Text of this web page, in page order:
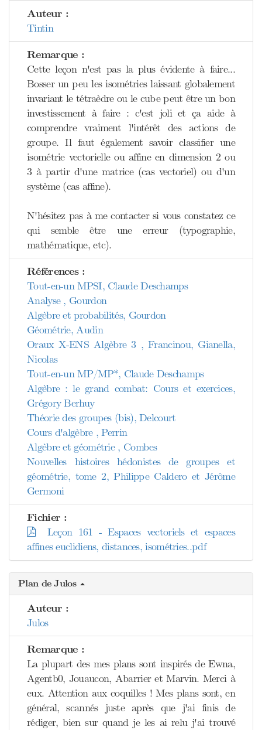
Auteur :
Tintin
Remarque :
Cette leçon n'est pas la plus évidente à faire...
Bosser un peu les isométries laissant globalement
invariant le tétraèdre ou le cube peut être un bon
investissement à faire : c'est joli et ça aide à
comprendre vraiment l'intérêt des actions de
groupe. Il faut également savoir classifier une
isométrie vectorielle ou affine en dimension 2 ou
3 à partir d'une matrice (cas vectoriel) ou d'un
système (cas affine).
N'hésitez pas à me contacter si vous constatez ce
qui semble être une erreur (typographie,
mathématique, etc).
Références :
Tout-en-un MPSI, Claude Deschamps
Analyse , Gourdon
Algèbre et probabilités, Gourdon
Géométrie, Audin
Oraux X-ENS Algèbre 3 , Francinou, Gianella,
Nicolas
Tout-en-un MP/MP*, Claude Deschamps
Algèbre : le grand combat: Cours et exercices,
Grégory Berhuy
Théorie des groupes (bis), Delcourt
Cours d'algèbre , Perrin
Algèbre et géométrie , Combes
Nouvelles histoires hédonistes de groupes et
géométrie, tome 2, Philippe Caldero et Jérôme
Germoni
Fichier :
Leçon 161 - Espaces vectoriels et espaces
affines euclidiens, distances, isométries..pdf
Plan de Julos
Auteur :
Julos
Remarque :
La plupart des mes plans sont inspirés de Ewna,
Agentb0, Jouaucon, Abarrier et Marvin. Merci à
eux. Attention aux coquilles ! Mes plans sont, en
général, scannés juste après que j'ai finis de
rédiger, bien sur quand je les ai relu j'ai trouvé